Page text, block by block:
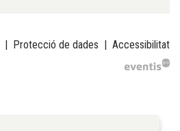
| Protecció de dades | Accessibilitat